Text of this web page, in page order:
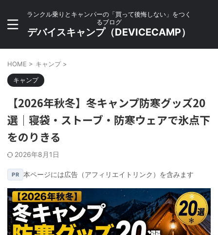
ランクル乗りとキャンパーの「買って後悔しない」をつく
るブログ
デバイスキャンプ（DEVICECAMP）
HOME > キャンプ >
キャンプ
【2026年秋冬】冬キャンプ防寒グッズ20
選｜寝袋・ストーブ・防寒ウェアで氷点下
をのりきる
2026年8月1日
PR 本ページには広告（アフィリエイトリンク）を含みます